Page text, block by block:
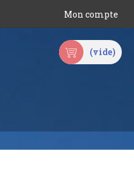
Mon compte
(vide)